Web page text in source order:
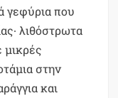
γεφύρια που
λιθόστρωτα
μικρές
στην
και